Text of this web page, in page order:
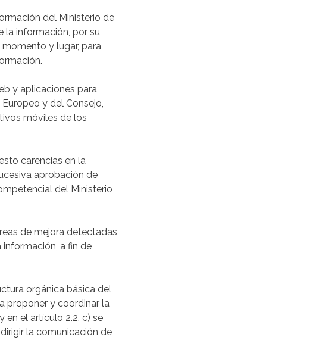
del Ministerio de
la información, por su
y lugar, para
y aplicaciones para
y del Consejo,
móviles de los
carencias en la
aprobación de
del Ministerio
de mejora detectadas
a fin de
orgánica básica del
proponer y coordinar la
el artículo 2.2. c) se
la comunicación de